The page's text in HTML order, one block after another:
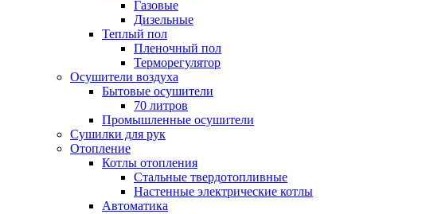
Газовые
Дизельные
Теплый пол
Пленочный пол
Терморегулятор
Осушители воздуха
Бытовые осушители
70 литров
Промышленные осушители
Сушилки для рук
Отопление
Котлы отопления
Стальные твердотопливные
Настенные электрические котлы
Автоматика